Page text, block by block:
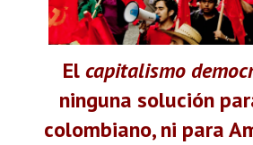
Elcapitalismo
ninguna solución
colombiano, ni para